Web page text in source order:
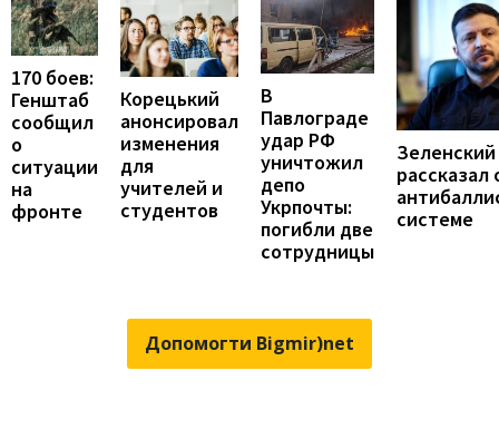
170 боев:
Генштаб
сообщил
о
ситуации
на
фронте
Корецький
анонсировал
изменения
для
учителей и
студентов
В
Павлограде
удар РФ
уничтожил
депо
Укрпочты:
погибли две
сотрудницы
Зеленский
рассказал
системе
Допомогти Bigmir)net